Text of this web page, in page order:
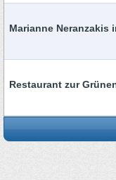
Marianne Neranzakis
Restaurant zur